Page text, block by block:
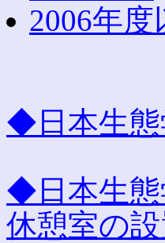
2006年度
◆日本生態
◆日本生態
休憩室の